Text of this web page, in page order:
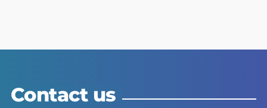
Contact us